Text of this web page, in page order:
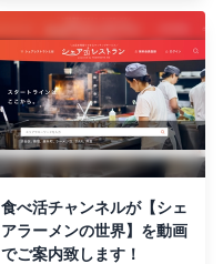
食べ活チャンネルが【シェ
アラーメンの世界】を動画
でご案内致します！